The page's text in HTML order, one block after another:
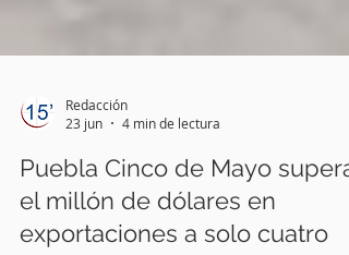
Redacción
23 jun
4 min de lectura